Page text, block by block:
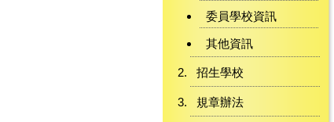
委員學校資訊
其他資訊
招生學校
規章辦法